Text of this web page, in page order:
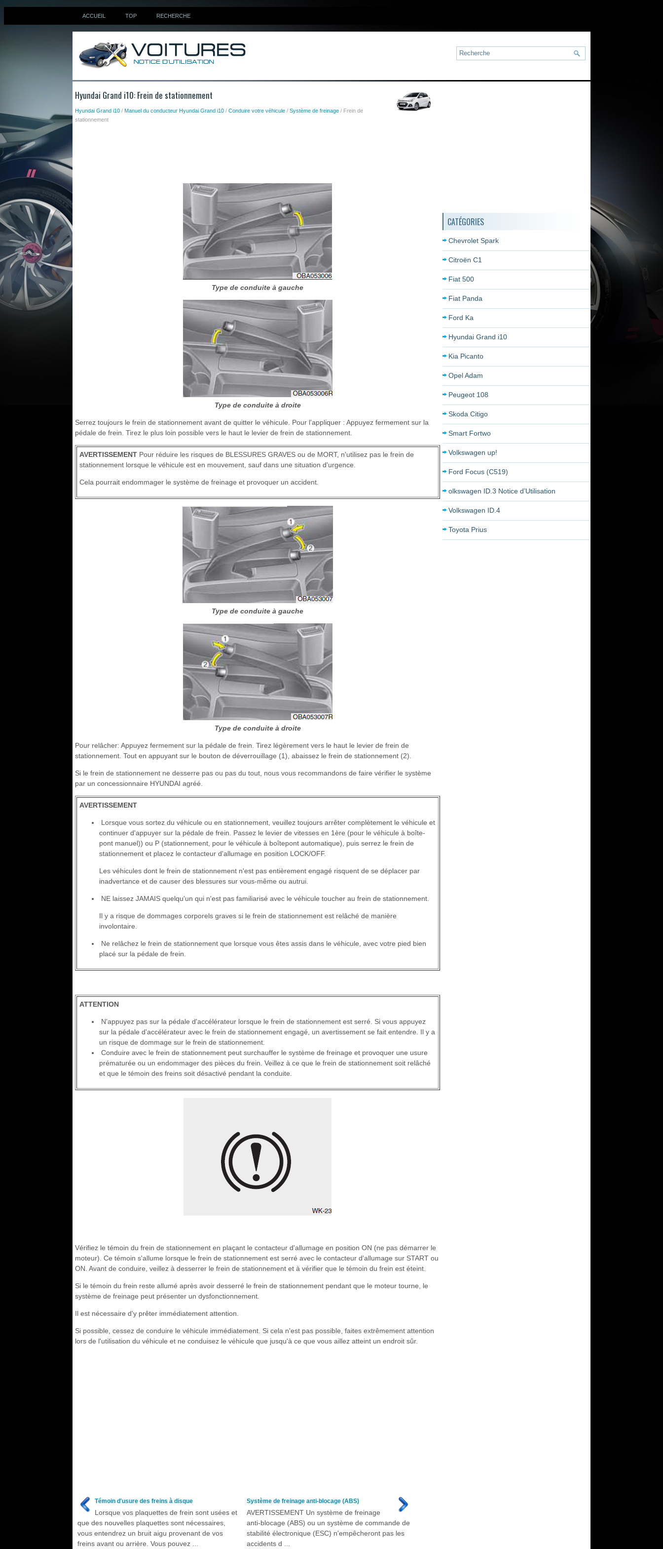
ACCUEIL TOP RECHERCHE
Hyundai Grand i10: Frein de stationnement
Hyundai Grand i10 / Manuel du conducteur Hyundai Grand i10 / Conduire votre véhicule / Système de freinage / Frein de
stationnement
Type de conduite à gauche
Type de conduite à droite
Serrez toujours le frein de stationnement avant de quitter le véhicule. Pour l'appliquer : Appuyez fermement sur la
pédale de frein. Tirez le plus loin possible vers le haut le levier de frein de stationnement.
AVERTISSEMENT Pour réduire les risques de BLESSURES GRAVES ou de MORT, n'utilisez pas le frein de
stationnement lorsque le véhicule est en mouvement, sauf dans une situation d'urgence.
Cela pourrait endommager le système de freinage et provoquer un accident.
Type de conduite à gauche
Type de conduite à droite
Pour relâcher: Appuyez fermement sur la pédale de frein. Tirez légèrement vers le haut le levier de frein de
stationnement. Tout en appuyant sur le bouton de déverrouillage (1), abaissez le frein de stationnement (2).
Si le frein de stationnement ne desserre pas ou pas du tout, nous vous recommandons de faire vérifier le système
par un concessionnaire HYUNDAI agréé.
AVERTISSEMENT
Lorsque vous sortez du véhicule ou en stationnement, veuillez toujours arrêter complètement le véhicule et
continuer d'appuyer sur la pédale de frein. Passez le levier de vitesses en 1ère (pour le véhicule à boîte-
pont manuel)) ou P (stationnement, pour le véhicule à boîtepont automatique), puis serrez le frein de
stationnement et placez le contacteur d'allumage en position LOCK/OFF.
Les véhicules dont le frein de stationnement n'est pas entièrement engagé risquent de se déplacer par
inadvertance et de causer des blessures sur vous-même ou autrui.
NE laissez JAMAIS quelqu'un qui n'est pas familiarisé avec le véhicule toucher au frein de stationnement.
Il y a risque de dommages corporels graves si le frein de stationnement est relâché de manière
involontaire.
Ne relâchez le frein de stationnement que lorsque vous êtes assis dans le véhicule, avec votre pied bien
placé sur la pédale de frein.
ATTENTION
N'appuyez pas sur la pédale d'accélérateur lorsque le frein de stationnement est serré. Si vous appuyez
sur la pédale d'accélérateur avec le frein de stationnement engagé, un avertissement se fait entendre. Il y a
un risque de dommage sur le frein de stationnement.
Conduire avec le frein de stationnement peut surchauffer le système de freinage et provoquer une usure
prématurée ou un endommager des pièces du frein. Veillez à ce que le frein de stationnement soit relâché
et que le témoin des freins soit désactivé pendant la conduite.
Vérifiez le témoin du frein de stationnement en plaçant le contacteur d'allumage en position ON (ne pas démarrer le
moteur). Ce témoin s'allume lorsque le frein de stationnement est serré avec le contacteur d'allumage sur START ou
ON. Avant de conduire, veillez à desserrer le frein de stationnement et à vérifier que le témoin du frein est éteint.
Si le témoin du frein reste allumé après avoir desserré le frein de stationnement pendant que le moteur tourne, le
système de freinage peut présenter un dysfonctionnement.
Il est nécessaire d'y prêter immédiatement attention.
Si possible, cessez de conduire le véhicule immédiatement. Si cela n'est pas possible, faites extrêmement attention
lors de l'utilisation du véhicule et ne conduisez le véhicule que jusqu'à ce que vous aillez atteint un endroit sûr.
Témoin d'usure des freins à disque
Lorsque vos plaquettes de frein sont usées et
que des nouvelles plaquettes sont nécessaires,
vous entendrez un bruit aigu provenant de vos
freins avant ou arrière. Vous pouvez ...
Système de freinage anti-blocage (ABS)
AVERTISSEMENT Un système de freinage
anti-blocage (ABS) ou un système de commande de
stabilité électronique (ESC) n'empêcheront pas les
accidents d ...
CATÉGORIES
Chevrolet Spark
Citroën C1
Fiat 500
Fiat Panda
Ford Ka
Hyundai Grand i10
Kia Picanto
Opel Adam
Peugeot 108
Skoda Citigo
Smart Fortwo
Volkswagen up!
Ford Focus (C519)
olkswagen ID.3 Notice d’Utilisation
Volkswagen ID.4
Toyota Prius